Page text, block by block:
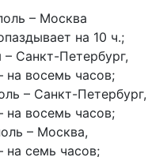
– Москва
на 10 ч.;
Санкт-Петербург,
на восемь часов;
– Санкт-Петербург,
на восемь часов;
– Москва,
на семь часов;